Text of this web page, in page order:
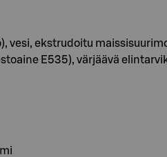
vesi, ekstrudoitu
E535), värjäävä